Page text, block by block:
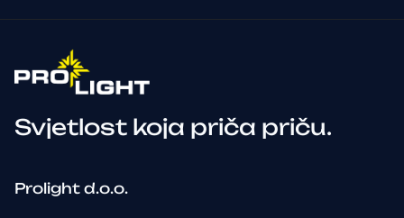
Svjetlost koja priča priču.
Prolight d.o.o.